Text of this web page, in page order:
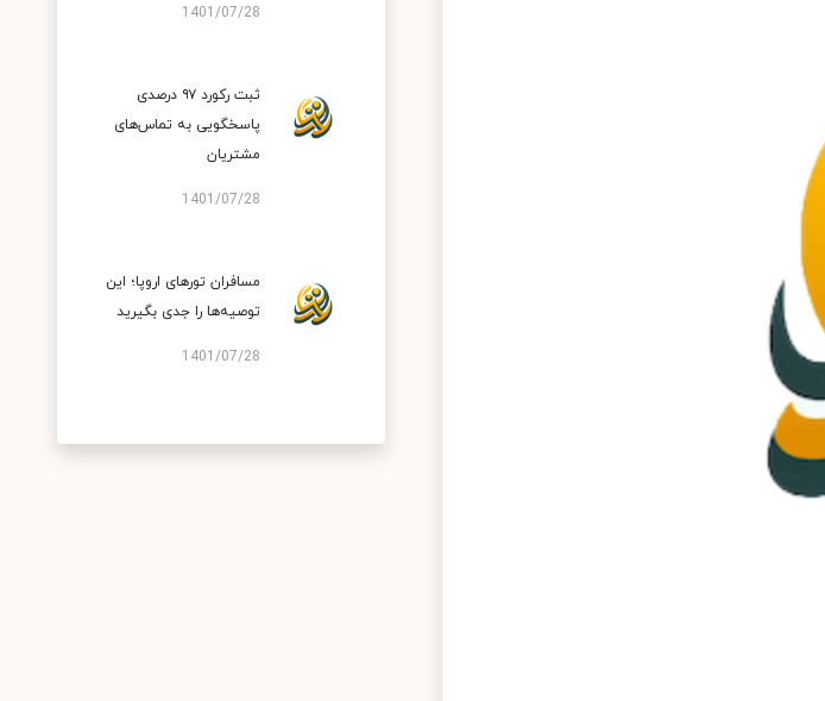
1401/07/28
ثبت رکورد ۹۷ درصدی
پاسخگویی به تماس‌های
مشتریان
1401/07/28
مسافران تورهای اروپا؛ این
توصیه‌ها را جدی بگیرید
1401/07/28